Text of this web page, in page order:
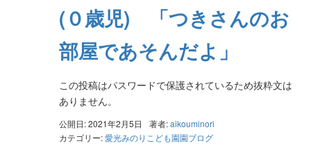
(０歳児) 「つきさんのお
部屋であそんだよ」
この投稿はパスワードで保護されているため抜粋文は
ありません。
公開日: 2021年2月5日 著者:aikouminori
カテゴリー:愛光みのりこども園園ブログ